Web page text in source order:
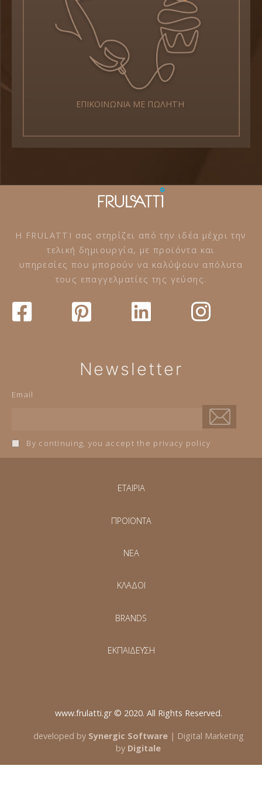
ΕΠΙΚΟΙΝΩΝΙΑ ΜΕ ΠΩΛΗΤΗ
Η FRULATTI σας στηρίζει από την ιδέα μέχρι την
τελική δημιουργία, με προϊόντα και
υπηρεσίες που μπορούν να καλύψουν απόλυτα
τους επαγγελματίες της γεύσης.
Newsletter
Email
By continuing, you accept the privacy policy
ΕΤΑΙΡΙΑ
ΠΡΟΪΟΝΤΑ
NEA
ΚΛΑΔΟΙ
BRANDS
ΕΚΠΑΙΔΕΥΣΗ
www.frulatti.gr © 2020. All Rights Reserved.
developed by Synergic Software| Digital Marketing
by Digitale